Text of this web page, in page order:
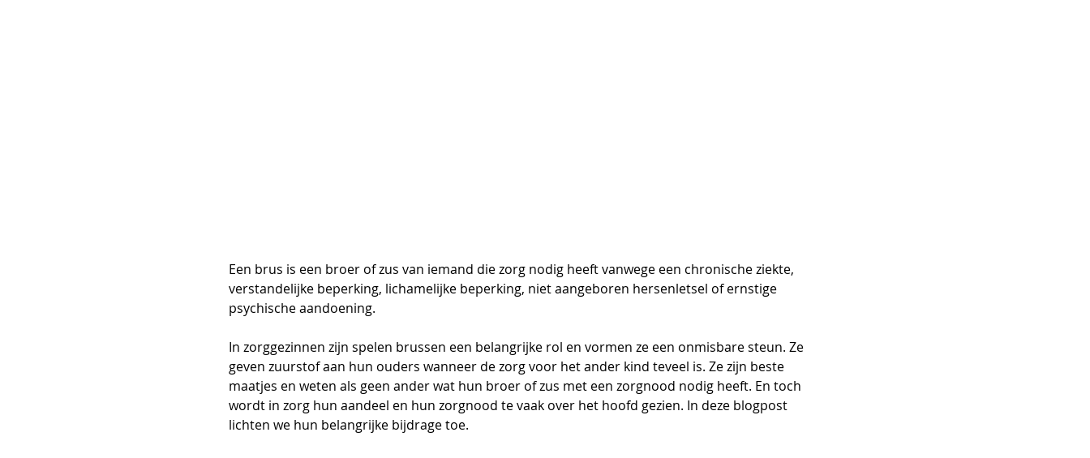
Een brus is een broer of zus van iemand die zorg nodig heeft vanwege een chronische ziekte,
verstandelijke beperking, lichamelijke beperking, niet aangeboren hersenletsel of ernstige
psychische aandoening.
In zorggezinnen zijn spelen brussen een belangrijke rol en vormen ze een onmisbare steun. Ze
geven zuurstof aan hun ouders wanneer de zorg voor het ander kind teveel is. Ze zijn beste
maatjes en weten als geen ander wat hun broer of zus met een zorgnood nodig heeft. En toch
wordt in zorg hun aandeel en hun zorgnood te vaak over het hoofd gezien. In deze blogpost
lichten we hun belangrijke bijdrage toe.